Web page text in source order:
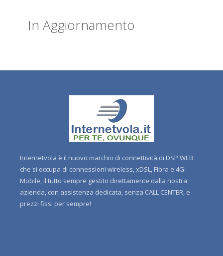
In Aggiornamento
Internetvola è il nuovo marchio di connettività di DSP WEB
che si occupa di connessioni wireless, xDSL, Fibra e 4G-
Mobile, il tutto sempre gestito direttamente dalla nostra
azienda, con assistenza dedicata, senza CALL CENTER, e
prezzi fissi per sempre!